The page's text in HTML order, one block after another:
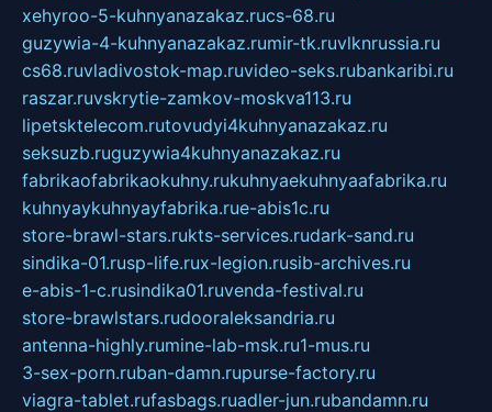
xehyroo-5-kuhnyanazakaz.rucs-68.ru
guzywia-4-kuhnyanazakaz.rumir-tk.ruvlknrussia.ru
cs68.ruvladivostok-map.ruvideo-seks.rubankaribi.ru
raszar.ruvskrytie-zamkov-moskva113.ru
lipetsktelecom.rutovudyi4kuhnyanazakaz.ru
seksuzb.ruguzywia4kuhnyanazakaz.ru
fabrikaofabrikaokuhny.rukuhnyaekuhnyaafabrika.ru
kuhnyaykuhnyayfabrika.rue-abis1c.ru
store-brawl-stars.rukts-services.rudark-sand.ru
sindika-01.rusp-life.rux-legion.rusib-archives.ru
e-abis-1-c.rusindika01.ruvenda-festival.ru
store-brawlstars.rudooraleksandria.ru
antenna-highly.rumine-lab-msk.ru1-mus.ru
3-sex-porn.ruban-damn.rupurse-factory.ru
viagra-tablet.rufasbags.ruadler-jun.rubandamn.ru